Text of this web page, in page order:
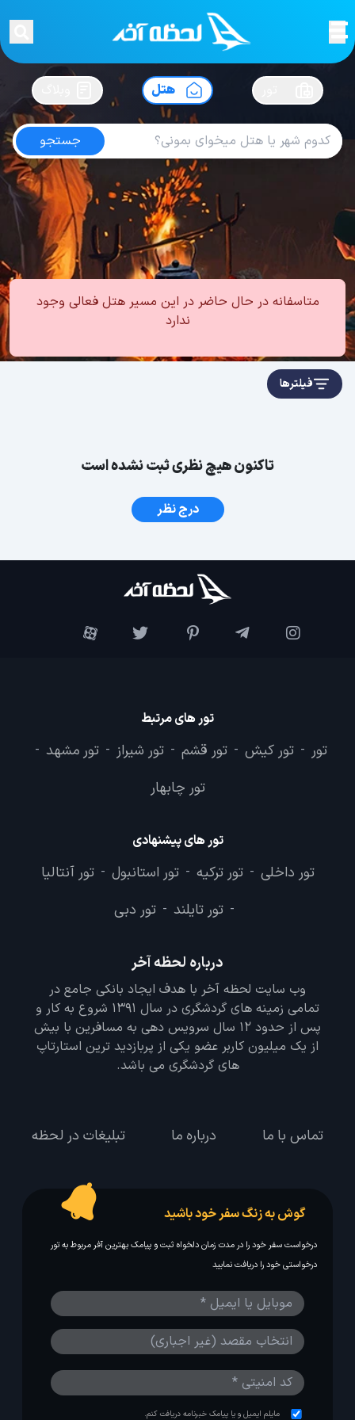
لحظه آخرسفرت رو بساز !
هتل
جستجو
هتل های کشتی کروز
3.7 از5| از100 کاربر
لحظه آخر هتل های مابقی هتل های کشتی کروز
متاسفانه در حال حاضر در این مسیر هتل فعالی وجود
ندارد
فیلترها
تاکنون هیچ نظری ثبت نشده است
درج نظر
تور های مرتبط
تور - تور کیش - تور قشم - تور شیراز - تور مشهد -
تور چابهار
تور های پیشنهادی
تور داخلی - تور ترکیه - تور استانبول - تور آنتالیا
- تور تایلند - تور دبی
درباره لحظه آخر
وب سایت لحظه آخر با هدف ایجاد بانکی جامع در
تمامی زمینه های گردشگری در سال 1391 شروع به کار و
پس از حدود 12 سال سرویس دهی به مسافرین با بیش
از یک میلیون کاربر عضو یکی از پربازدید ترین استارتاپ
های گردشگری می باشد.
تماس با ما درباره ما تبلیغات در لحظه
گوش به زنگ سفر خود باشید
درخواست سفر خود را در مدت زمان دلخواه ثبت و پیامک بهترین آفر مربوط به تور
درخواستی خود را دریافت نمایید
مایلم ایمیل و یا پیامک خبرنامه دریافت کنم.